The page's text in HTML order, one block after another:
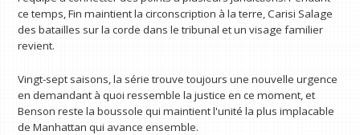
ce temps, Fin maintient la circonscription à la terre, Carisi Salage
des batailles sur la corde dans le tribunal et un visage familier
revient.
Vingt-sept saisons, la série trouve toujours une nouvelle urgence
en demandant à quoi ressemble la justice en ce moment, et
Benson reste la boussole qui maintient l'unité la plus implacable
de Manhattan qui avance ensemble.